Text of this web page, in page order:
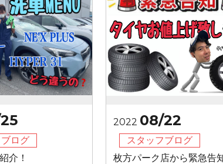
ログ
介！
2022 08/22
スタッフブログ
枚方パーク店から緊急告